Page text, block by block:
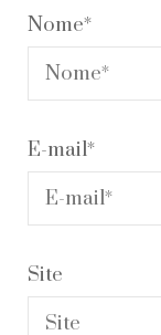
Nome*
E-mail*
Site